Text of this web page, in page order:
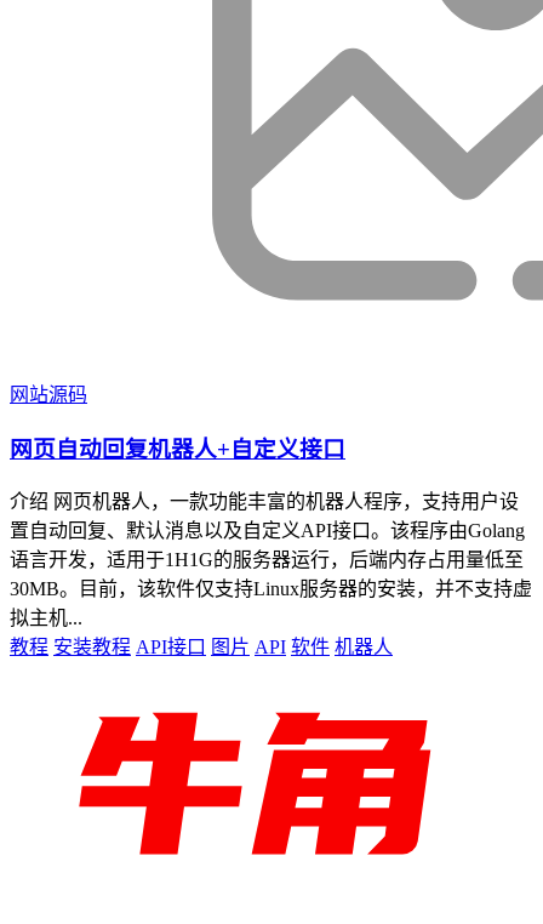
网站源码
网页自动回复机器人+自定义接口
介绍 网页机器人，一款功能丰富的机器人程序，支持用户设
置自动回复、默认消息以及自定义API接口。该程序由Golang
语言开发，适用于1H1G的服务器运行，后端内存占用量低至
30MB。目前，该软件仅支持Linux服务器的安装，并不支持虚
拟主机...
教程 安装教程 API接口 图片 API 软件 机器人